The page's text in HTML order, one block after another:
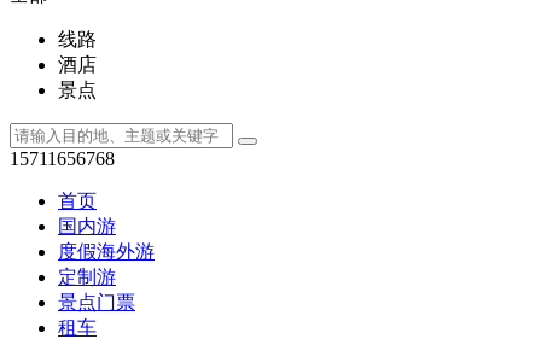
线路
酒店
景点
15711656768
首页
国内游
度假海外游
定制游
景点门票
租车